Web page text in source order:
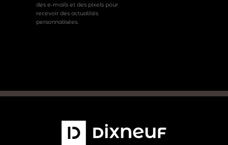
des e-mails et des pixels pour
recevoir des actualités
personnalisées.